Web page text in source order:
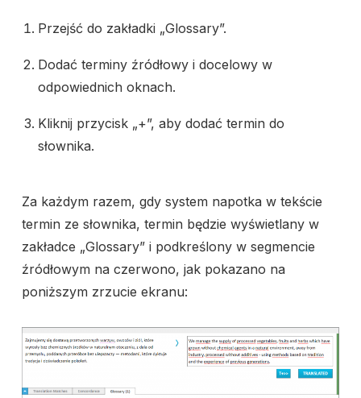
Przejść do zakładki „Glossary”.
Dodać terminy źródłowy i docelowy w
odpowiednich oknach.
Kliknij przycisk „+”, aby dodać termin do
słownika.
Za każdym razem, gdy system napotka w tekście
termin ze słownika, termin będzie wyświetlany w
zakładce „Glossary” i podkreślony w segmencie
źródłowym na czerwono, jak pokazano na
poniższym zrzucie ekranu: